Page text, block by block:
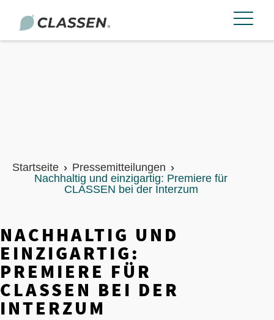
Startseite › Pressemitteilungen ›
Nachhaltig und einzigartig: Premiere für
CLASSEN bei der Interzum
NACHHALTIG UND
EINZIGARTIG:
PREMIERE FÜR
CLASSEN BEI DER
INTERZUM